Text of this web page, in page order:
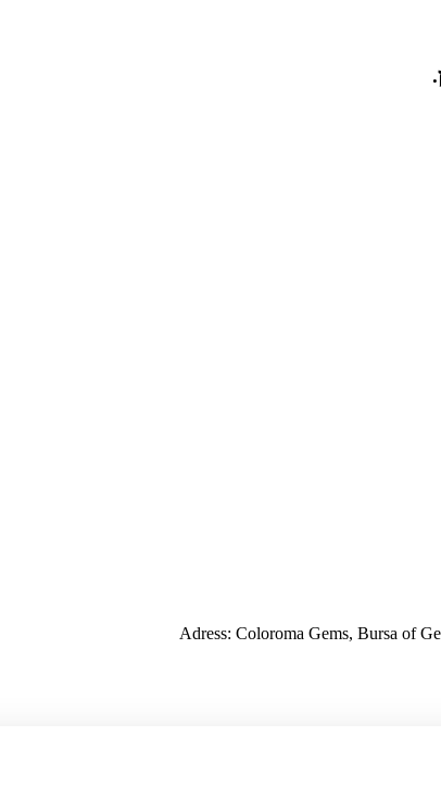
Adress: Coloroma Gems, Bursa of